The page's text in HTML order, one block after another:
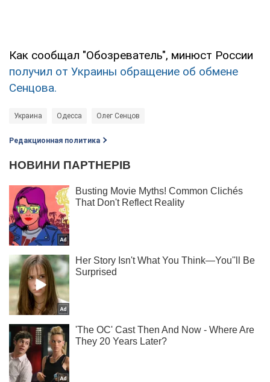
Как сообщал "Обозреватель", минюст России
получил от Украины обращение об обмене
Сенцова.
Украина Одесса Олег Сенцов
Редакционная политика